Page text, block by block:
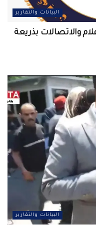
البيانات والتقارير
والاتصالات بذريعة
البيانات والتقارير